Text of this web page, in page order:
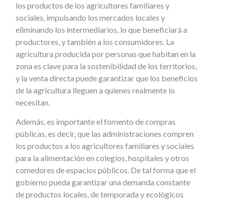
los productos de los agricultores familiares y
sociales, impulsando los mercados locales y
eliminando los intermediarios, lo que beneficiará a
productores, y también a los consumidores. La
agricultura producida por personas que habitan en la
zona es clave para la sostenibilidad de los territorios,
y la venta directa puede garantizar que los beneficios
de la agricultura lleguen a quienes realmente lo
necesitan.
Además, es importante el fomento de compras
públicas, es decir, que las administraciones compren
los productos a los agricultores familiares y sociales
para la alimentación en colegios, hospitales y otros
comedores de espacios públicos. De tal forma que el
gobierno pueda garantizar una demanda constante
de productos locales, de temporada y ecológicos